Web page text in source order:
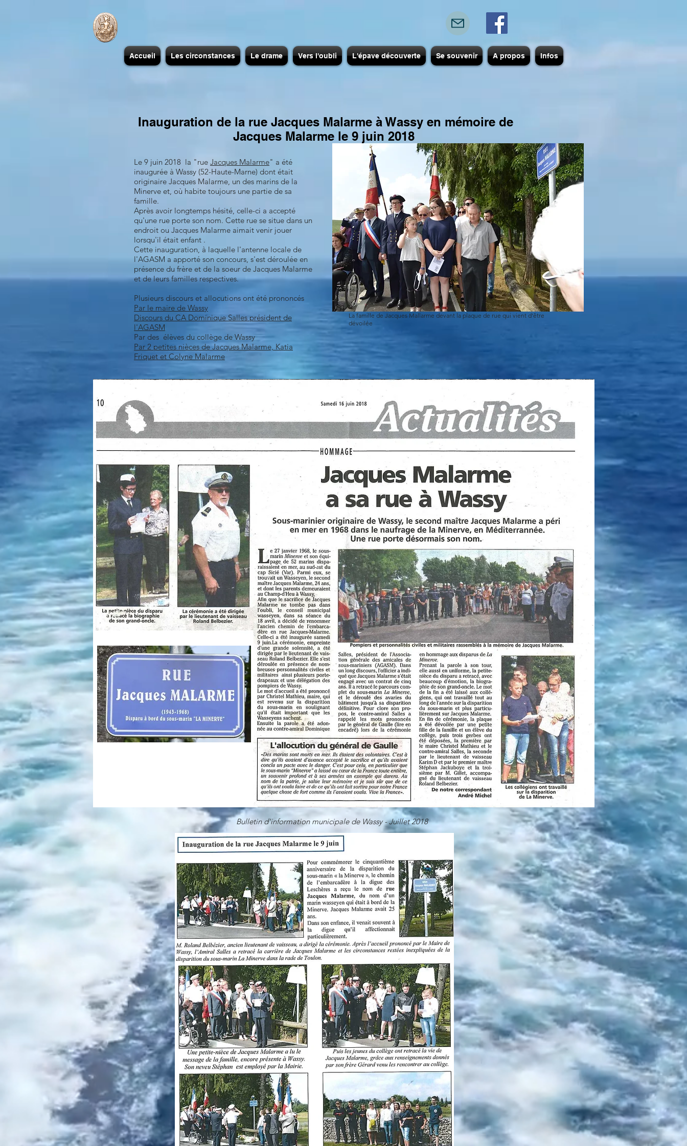
Accueil Les circonstances Le drame Vers l'oubli L'épave découverte Se souvenir A propos Infos
Inauguration de la rue Jacques Malarme à Wassy en mémoire de
Jacques Malarme le 9 juin 2018
Le 9 juin 2018 la "rue Jacques Malarme" a été
inaugurée à Wassy (52-Haute-Marne) dont était
originaire Jacques Malarme, un des marins de la
Minerve et, où habite toujours une partie de sa
famille.
Après avoir longtemps hésité, celle-ci a accepté
qu'une rue porte son nom. Cette rue se situe dans un
endroit ou Jacques Malarme aimait venir jouer
lorsqu'il était enfant .
Cette inauguration, à laquelle l'antenne locale de
l'AGASM a apporté son concours, s'est déroulée en
présence du frère et de la soeur de Jacques Malarme
et de leurs familles respectives.
Plusieurs discours et allocutions ont été prononcés
Par le maire de Wassy
Discours du CA Dominique Salles président de
l'AGASM
Par des élèves du collège de Wassy
Par 2 petites nièces de Jacques Malarme, Katia
Friquet et Colyne Malarme
La famille de Jacques Mallarme devant la plaque de rue qui vient d'être
dévoilée
Bulletin d'information municipale de Wassy - Juillet 2018